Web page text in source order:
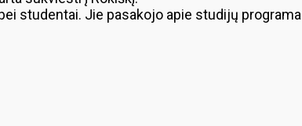
studentai. Jie pasakojo apie studijų